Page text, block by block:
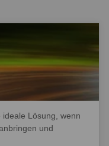
Lösung, wenn
und